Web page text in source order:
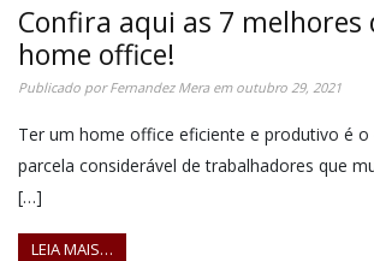
Confira aqui as 7 melhores
home office!
Publicado porFernandez Meraem outubro 29, 2021
Ter um home office eficiente e produtivo é o
parcela considerável de trabalhadores que
[…]
LEIA MAIS…